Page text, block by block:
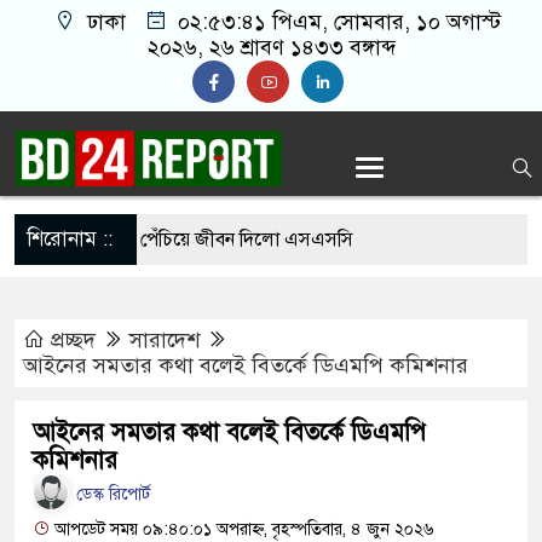
ঢাকা ০২:৫৩:৪২ পিএম, সোমবার, ১০ অগাস্ট
২০২৬, ২৬ শ্রাবণ ১৪৩৩ বঙ্গাব্দ
শিরোনাম ::
শাড়ি গলায় পেঁচিয়ে জীবন দিলো এসএসসি
পাস করা একমাত্র শিক্ষার্থীর নামই জানেন
ফ্যাসিবাদী সরকার, এখন পুনর্গঠনের পালা:
প্রচ্ছদ
সারাদেশ
আইনের সমতার কথা বলেই বিতর্কে ডিএমপি কমিশনার
আইনের সমতার কথা বলেই বিতর্কে ডিএমপি
কমিশনার
ডেস্ক রিপোর্ট
আপডেট সময় ০৯:৪০:০১ অপরাহ্ন, বৃহস্পতিবার, ৪ জুন ২০২৬